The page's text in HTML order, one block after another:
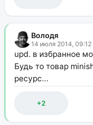
Володя
14 июля 2014, 09:12
upd. в избранное
Будь то товар
ресурс…
+2